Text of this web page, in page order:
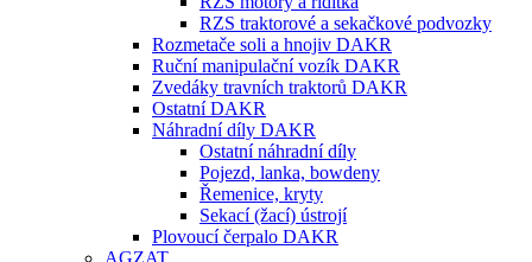
RZS traktorové a sekačkové podvozky
Rozmetače soli a hnojiv DAKR
Ruční manipulační vozík DAKR
Zvedáky travních traktorů DAKR
Ostatní DAKR
Náhradní díly DAKR
Ostatní náhradní díly
Pojezd, lanka, bowdeny
Řemenice, kryty
Sekací (žací) ústrojí
Plovoucí čerpalo DAKR
AGZAT